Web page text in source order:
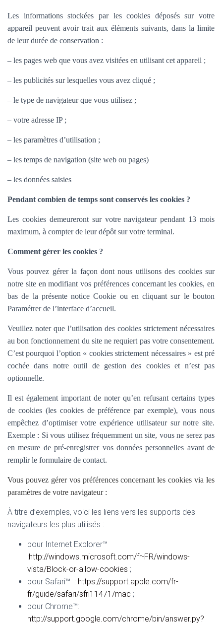
Les informations stockées par les cookies déposés sur votre
appareil peuvent avoir trait aux éléments suivants, dans la limite
de leur durée de conservation :
– les pages web que vous avez visitées en utilisant cet appareil ;
– les publicités sur lesquelles vous avez cliqué ;
– le type de navigateur que vous utilisez ;
– votre adresse IP ;
– les paramètres d’utilisation ;
– les temps de navigation (site web ou pages)
– les données saisies
Pendant combien de temps sont conservés les cookies ?
Les cookies demeureront sur votre navigateur pendant 13 mois
maximum, à compter de leur dépôt sur votre terminal.
Comment gérer les cookies ?
Vous pouvez gérer la façon dont nous utilisons des cookies sur
notre site en modifiant vos préférences concernant les cookies, en
bas de la présente notice Cookie ou en cliquant sur le bouton
Paramétrer de l’interface d’accueil.
Veuillez noter que l’utilisation des cookies strictement nécessaires
au bon fonctionnement du site ne requiert pas votre consentement.
C’est pourquoi l’option « cookies strictement nécessaires » est pré
cochée dans notre outil de gestion des cookies et n’est pas
optionnelle.
Il est également important de noter qu’en refusant certains types
de cookies (les cookies de préférence par exemple), vous nous
empêchez d’optimiser votre expérience utilisateur sur notre site.
Exemple : Si vous utilisez fréquemment un site, vous ne serez pas
en mesure de pré-enregistrer vos données personnelles avant de
remplir le formulaire de contact.
Vous pouvez gérer vos préférences concernant les cookies via les
paramètres de votre navigateur :
À titre d’exemples, voici les liens vers les supports des
navigateurs les plus utilisés :
pour Internet Explorer™
:http://windows.microsoft.com/fr-FR/windows-
vista/Block-or-allow-cookies ;
pour Safari™ : https://support.apple.com/fr-
fr/guide/safari/sfri11471/mac ;
pour Chrome™:
http://support.google.com/chrome/bin/answer.py?